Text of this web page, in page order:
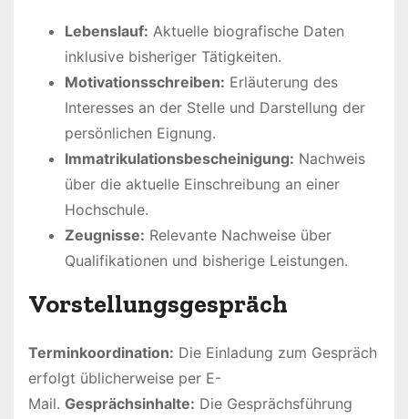
Lebenslauf: Aktuelle biografische Daten
inklusive bisheriger Tätigkeiten.
Motivationsschreiben: Erläuterung des
Interesses an der Stelle und Darstellung der
persönlichen Eignung.
Immatrikulationsbescheinigung: Nachweis
über die aktuelle Einschreibung an einer
Hochschule.
Zeugnisse: Relevante Nachweise über
Qualifikationen und bisherige Leistungen.
Vorstellungsgespräch
Terminkoordination: Die Einladung zum Gespräch
erfolgt üblicherweise per E-
Mail. Gesprächsinhalte: Die Gesprächsführung